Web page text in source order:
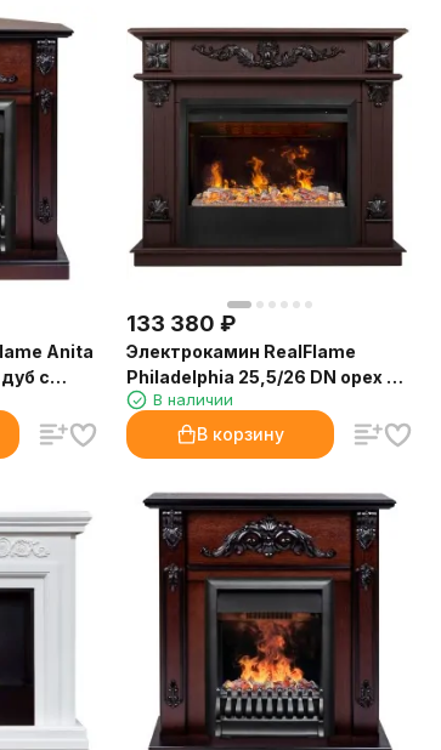
Anita
с
133 380 ₽
Электрокамин RealFlame
Philadelphia 25,5/26 DN орех с
очагом 3D Helios 26 SBG
В наличии
В корзину